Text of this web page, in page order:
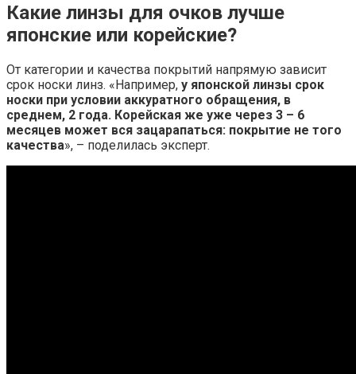
Какие линзы для очков лучше
японские или корейские?
От категории и качества покрытий напрямую зависит
срок носки линз. «Например, у японской линзы срок
носки при условии аккуратного обращения, в
среднем, 2 года. Корейская же уже через 3 – 6
месяцев может вся зацарапаться: покрытие не того
качества», – поделилась эксперт.